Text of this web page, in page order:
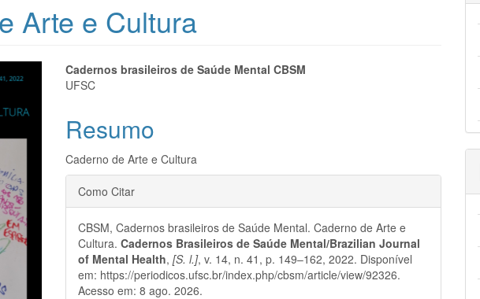
Arte e Cultura
Conteúdo
artigo
principal
Cadernos brasileiros de Saúde Mental CBSM
UFSC
Resumo
Caderno de Arte e Cultura
Detalhes
do
artigo
Como Citar
CBSM, Cadernos brasileiros de Saúde Mental. Caderno de Arte e
Cultura.Cadernos Brasileiros de Saúde Mental/Brazilian Journal
of Mental Health,[S. l.], v. 14, n. 41, p. 149–162, 2022. Disponível
em: https://periodicos.ufsc.br/index.php/cbsm/article/view/92326.
Acesso em: 8 ago. 2026.